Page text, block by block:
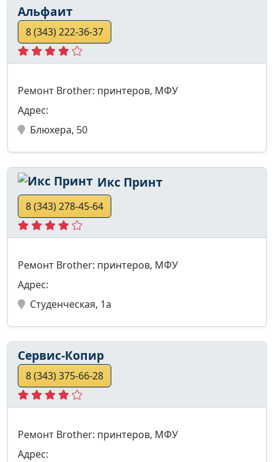
Альфаит
8 (343) 222-36-37
Ремонт Brother: принтеров, МФУ
Адрес:
Блюхера, 50
Икс Принт
8 (343) 278-45-64
Ремонт Brother: принтеров, МФУ
Адрес:
Студенческая, 1а
Сервис-Копир
8 (343) 375-66-28
Ремонт Brother: принтеров, МФУ
Адрес: